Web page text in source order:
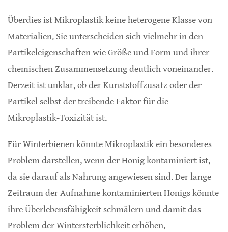
Überdies ist Mikroplastik keine heterogene Klasse von
Materialien. Sie unterscheiden sich vielmehr in den
Partikeleigenschaften wie Größe und Form und ihrer
chemischen Zusammensetzung deutlich voneinander.
Derzeit ist unklar, ob der Kunststoffzusatz oder der
Partikel selbst der treibende Faktor für die
Mikroplastik-Toxizität ist.
Für Winterbienen könnte Mikroplastik ein besonderes
Problem darstellen, wenn der Honig kontaminiert ist,
da sie darauf als Nahrung angewiesen sind. Der lange
Zeitraum der Aufnahme kontaminierten Honigs könnte
ihre Überlebensfähigkeit schmälern und damit das
Problem der Wintersterblichkeit erhöhen.